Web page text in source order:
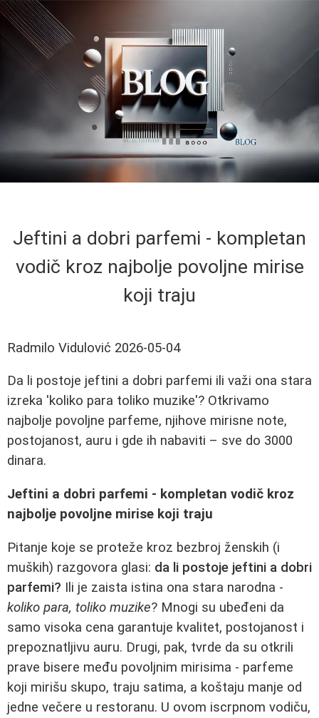
Jeftini a dobri parfemi - kompletan
vodič kroz najbolje povoljne mirise
koji traju
Radmilo Vidulović 2026-05-04
Da li postoje jeftini a dobri parfemi ili važi ona stara
izreka 'koliko para toliko muzike'? Otkrivamo
najbolje povoljne parfeme, njihove mirisne note,
postojanost, auru i gde ih nabaviti – sve do 3000
dinara.
Jeftini a dobri parfemi - kompletan vodič kroz
najbolje povoljne mirise koji traju
Pitanje koje se proteže kroz bezbroj ženskih (i
muških) razgovora glasi: da li postoje jeftini a dobri
parfemi? Ili je zaista istina ona stara narodna -
koliko para, toliko muzike? Mnogi su ubeđeni da
samo visoka cena garantuje kvalitet, postojanost i
prepoznatljivu auru. Drugi, pak, tvrde da su otkrili
prave bisere među povoljnim mirisima - parfeme
koji mirišu skupo, traju satima, a koštaju manje od
jedne večere u restoranu. U ovom iscrpnom vodiču,